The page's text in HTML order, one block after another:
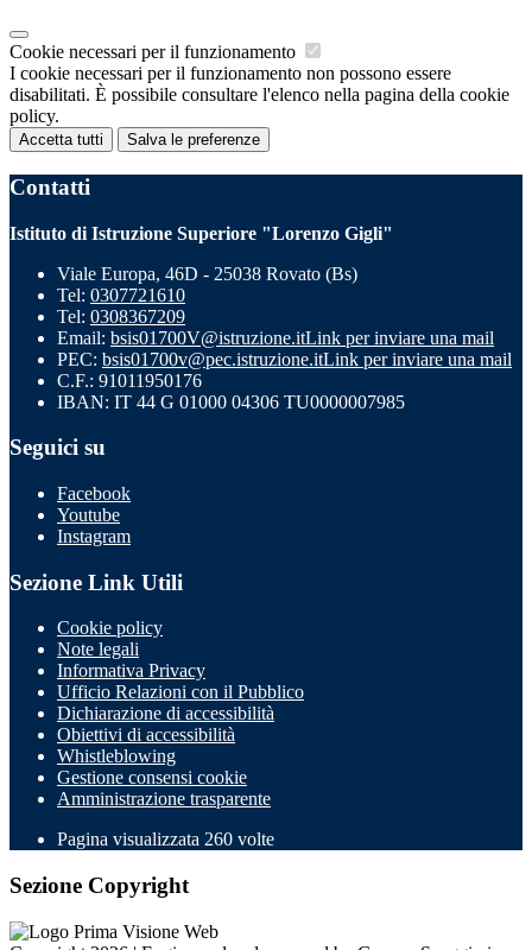
Cookie necessari per il funzionamento
I cookie necessari per il funzionamento non possono essere
disabilitati. È possibile consultare l'elenco nella pagina della cookie
policy.
Accetta tutti Salva le preferenze
Contatti
Istituto di Istruzione Superiore "Lorenzo Gigli"
Viale Europa, 46D - 25038 Rovato (Bs)
Tel: 0307721610
Tel: 0308367209
Email: bsis01700V@istruzione.itLink per inviare una mail
PEC: bsis01700v@pec.istruzione.itLink per inviare una mail
C.F.: 91011950176
IBAN: IT 44 G 01000 04306 TU0000007985
Seguici su
Facebook
Youtube
Instagram
Sezione Link Utili
Cookie policy
Note legali
Informativa Privacy
Ufficio Relazioni con il Pubblico
Dichiarazione di accessibilità
Obiettivi di accessibilità
Whistleblowing
Gestione consensi cookie
Amministrazione trasparente
Pagina visualizzata 260 volte
Sezione Copyright